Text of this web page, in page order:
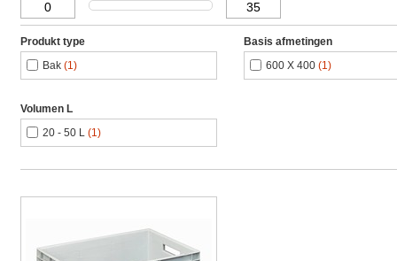
Produkt type
Bak (1)
Basis afmetingen
600 X 400 (1)
Volumen L
20 - 50 L (1)